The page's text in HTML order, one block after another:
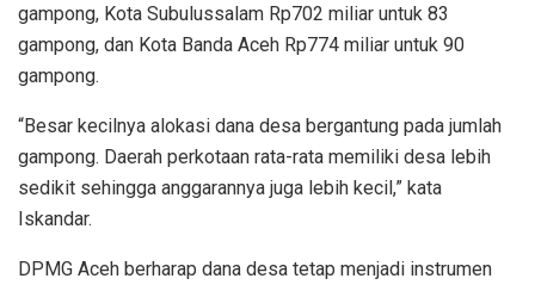
gampong, Kota Subulussalam Rp702 miliar untuk 83
gampong, dan Kota Banda Aceh Rp774 miliar untuk 90
gampong.
“Besar kecilnya alokasi dana desa bergantung pada jumlah
gampong. Daerah perkotaan rata-rata memiliki desa lebih
sedikit sehingga anggarannya juga lebih kecil,” kata
Iskandar.
DPMG Aceh berharap dana desa tetap menjadi instrumen